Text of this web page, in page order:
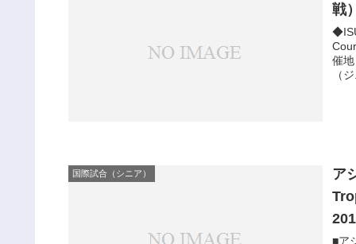
戦
催
（ジ
国際試合（シニア）
ア
■ア